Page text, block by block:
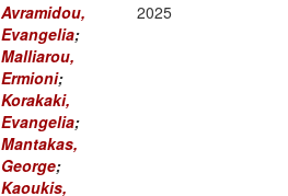
Avramidou,
Evangelia;
Malliarou,
Ermioni;
Korakaki,
Evangelia;
Mantakas,
George;
Kaoukis,
2025